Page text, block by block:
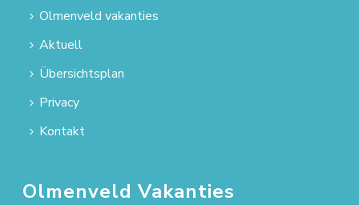
Olmenveld vakanties
Aktuell
Übersichtsplan
Privacy
Kontakt
Olmenveld Vakanties